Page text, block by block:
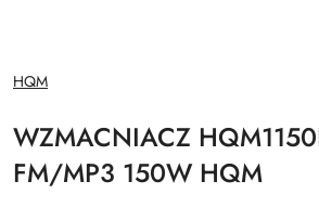
NAZWA
PRODUCENTA:
HQM
WZMACNIACZ
FM/MP3 150W HQM